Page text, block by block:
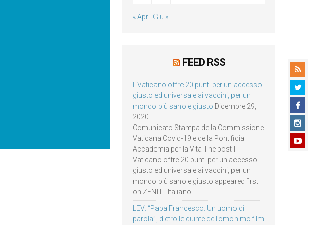
« Apr Giu »
FEED RSS
Il Vaticano offre 20 punti per un accesso
giusto ed universale ai vaccini, per un
mondo più sano e giusto Dicembre 29,
2020
Comunicato Stampa della Commissione
Vaticana Covid-19 e della Pontificia
Accademia per la Vita The post Il
Vaticano offre 20 punti per un accesso
giusto ed universale ai vaccini, per un
mondo più sano e giusto appeared first
on ZENIT - Italiano.
LEV: “Papa Francesco. Un uomo di
parola”, dietro le quinte dell’omonimo film